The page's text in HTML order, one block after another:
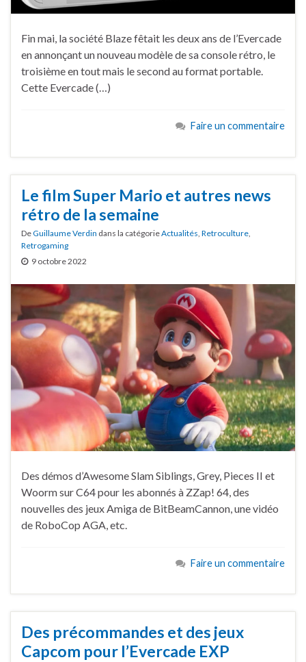
Fin mai, la société Blaze fêtait les deux ans de l’Evercade
en annonçant un nouveau modèle de sa console rétro, le
troisième en tout mais le second au format portable.
Cette Evercade (…)
Faire un commentaire
Le film Super Mario et autres news
rétro de la semaine
DeGuillaume Verdin dans la catégorieActualités Retroculture
Retrogaming
9 octobre 2022
Des démos d’Awesome Slam Siblings, Grey, Pieces II et
Woorm sur C64 pour les abonnés à ZZap! 64, des
nouvelles des jeux Amiga de BitBeamCannon, une vidéo
de RoboCop AGA, etc.
Faire un commentaire
Des précommandes et des jeux
Capcom pour l’Evercade EXP